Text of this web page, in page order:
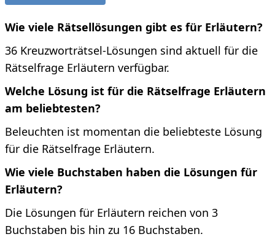
Wie viele Rätsellösungen gibt es für Erläutern?
36 Kreuzworträtsel-Lösungen sind aktuell für die
Rätselfrage Erläutern verfügbar.
Welche Lösung ist für die Rätselfrage Erläutern
am beliebtesten?
Beleuchten ist momentan die beliebteste Lösung
für die Rätselfrage Erläutern.
Wie viele Buchstaben haben die Lösungen für
Erläutern?
Die Lösungen für Erläutern reichen von 3
Buchstaben bis hin zu 16 Buchstaben.